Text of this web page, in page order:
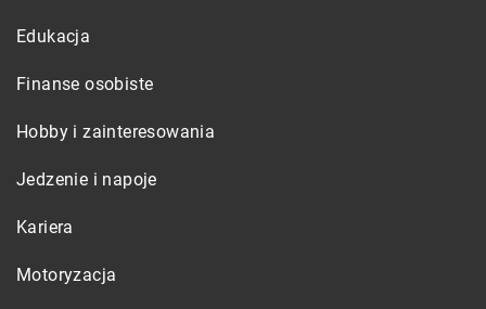
Edukacja
Finanse osobiste
Hobby i zainteresowania
Jedzenie i napoje
Kariera
Motoryzacja